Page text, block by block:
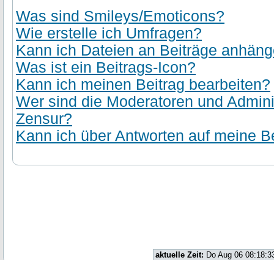
Was sind Smileys/Emoticons?
Wie erstelle ich Umfragen?
Kann ich Dateien an Beiträge
Was ist ein Beitrags-Icon?
Kann ich meinen Beitrag bearbeiten?
Wer sind die Moderatoren und
Zensur?
Kann ich über Antworten auf meine
aktuelle Zeit: Do Aug 06